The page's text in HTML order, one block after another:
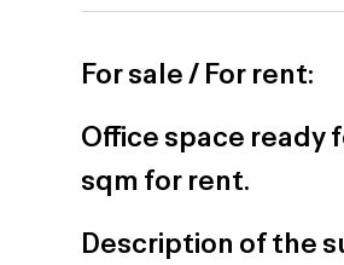
For sale / For rent:
Office space ready
sqm for rent.
Description of the